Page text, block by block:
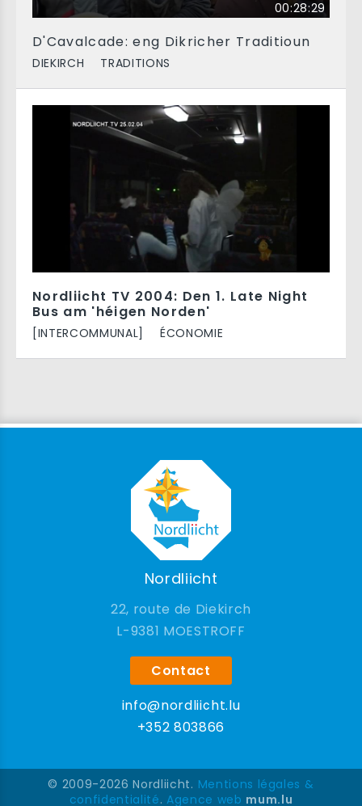
00:28:29
D'Cavalcade: eng Dikricher Traditioun
DIEKIRCH TRADITIONS
Nordliicht TV 2004: Den 1. Late Night
Bus am 'héigen Norden'
[INTERCOMMUNAL] ÉCONOMIE
Nordliicht
22, route de Diekirch
9381 MOESTROFF
Contact
info@nordliicht.lu
+352 803866
© 2009-2026 Nordliicht. Mentions légales &
confidentialité. Agence web mum.lu